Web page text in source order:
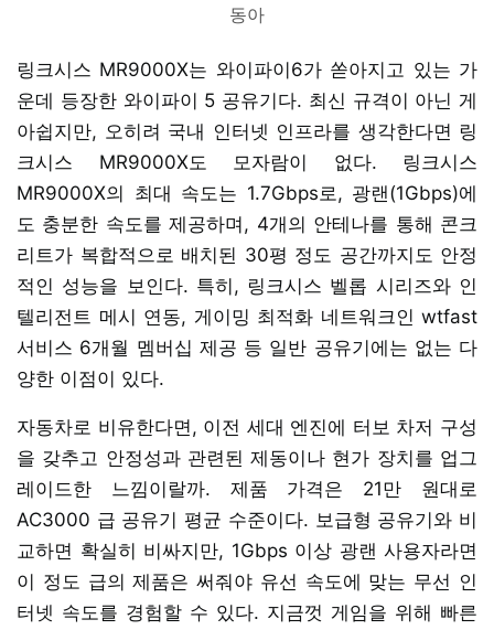
동아
링크시스 MR9000X는 와이파이6가 쏟아지고 있는 가
운데 등장한 와이파이 5 공유기다. 최신 규격이 아닌 게
아쉽지만, 오히려 국내 인터넷 인프라를 생각한다면 링
크시스 MR9000X도 모자람이 없다. 링크시스
MR9000X의 최대 속도는 1.7Gbps로, 광랜(1Gbps)에
도 충분한 속도를 제공하며, 4개의 안테나를 통해 콘크
리트가 복합적으로 배치된 30평 정도 공간까지도 안정
적인 성능을 보인다. 특히, 링크시스 벨롭 시리즈와 인
텔리전트 메시 연동, 게이밍 최적화 네트워크인 wtfast
서비스 6개월 멤버십 제공 등 일반 공유기에는 없는 다
양한 이점이 있다.
자동차로 비유한다면, 이전 세대 엔진에 터보 차저 구성
을 갖추고 안정성과 관련된 제동이나 현가 장치를 업그
레이드한 느낌이랄까. 제품 가격은 21만 원대로
AC3000 급 공유기 평균 수준이다. 보급형 공유기와 비
교하면 확실히 비싸지만, 1Gbps 이상 광랜 사용자라면
이 정도 급의 제품은 써줘야 유선 속도에 맞는 무선 인
터넷 속도를 경험할 수 있다. 지금껏 게임을 위해 빠른